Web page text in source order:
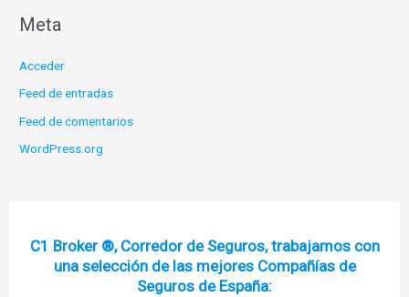
Meta
Acceder
Feed de entradas
Feed de comentarios
WordPress.org
C1 Broker ®, Corredor de Seguros, trabajamos con
una selección de las mejores Compañías de
Seguros de España: